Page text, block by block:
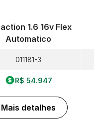
1.6 16v Flex
Automatico
011181-3
R$ 54.947
Mais detalhes